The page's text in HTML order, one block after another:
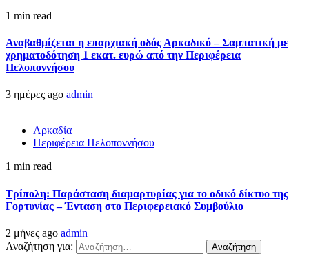
1 min read
Αναβαθμίζεται η επαρχιακή οδός Αρκαδικό – Σαμπατική με
χρηματοδότηση 1 εκατ. ευρώ από την Περιφέρεια
Πελοποννήσου
3 ημέρες ago admin
Αρκαδία
Περιφέρεια Πελοποννήσου
1 min read
Τρίπολη: Παράσταση διαμαρτυρίας για το οδικό δίκτυο της
Γορτυνίας – Ένταση στο Περιφερειακό Συμβούλιο
2 μήνες ago admin
Αναζήτηση για: